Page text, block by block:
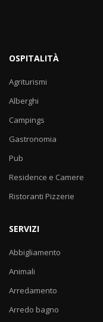
OSPITALITÀ
Agriturismi
Alberghi
Campings
Gastronomia
Pub
Residence e Camere
Ristoranti Pizzerie
SERVIZI
Abbigliamento
Animali
Arredamento
Arredo bagno